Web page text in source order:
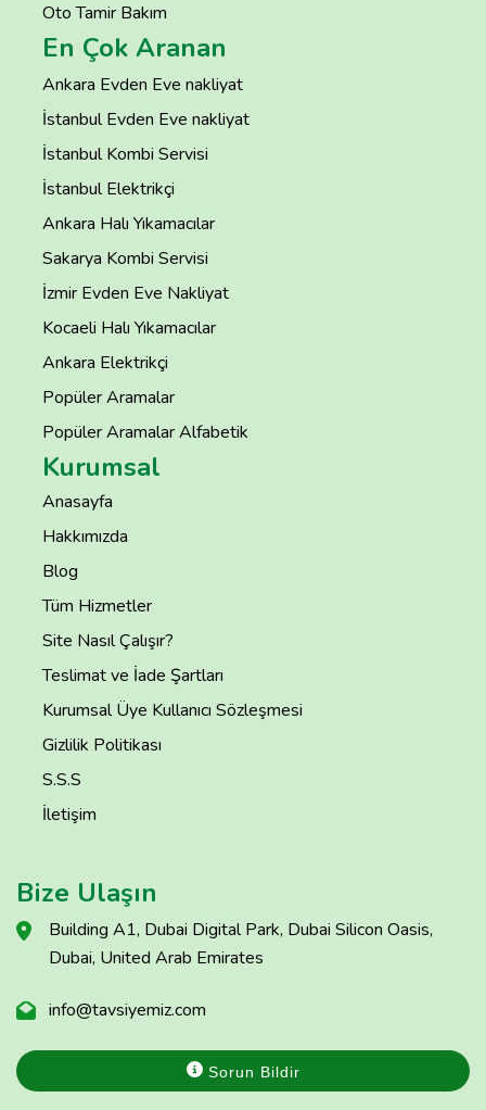
Oto Tamir Bakım
En Çok Aranan
Ankara Evden Eve nakliyat
İstanbul Evden Eve nakliyat
İstanbul Kombi Servisi
İstanbul Elektrikçi
Ankara Halı Yıkamacılar
Sakarya Kombi Servisi
İzmir Evden Eve Nakliyat
Kocaeli Halı Yıkamacılar
Ankara Elektrikçi
Popüler Aramalar
Popüler Aramalar Alfabetik
Kurumsal
Anasayfa
Hakkımızda
Blog
Tüm Hizmetler
Site Nasıl Çalışır?
Teslimat ve İade Şartları
Kurumsal Üye Kullanıcı Sözleşmesi
Gizlilik Politikası
S.S.S
İletişim
Bize Ulaşın
Building A1, Dubai Digital Park, Dubai Silicon Oasis,
Dubai, United Arab Emirates
info@tavsiyemiz.com
Sorun Bildir